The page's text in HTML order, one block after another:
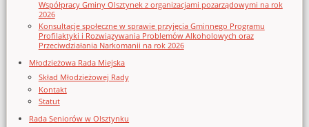
Współpracy Gminy Olsztynek z organizacjami pozarządowymi na rok
2026
Konsultacje społeczne w sprawie przyjęcia Gminnego Programu
Profilaktyki i Rozwiązywania Problemów Alkoholowych oraz
Przeciwdziałania Narkomanii na rok 2026
Młodzieżowa Rada Miejska
Skład Młodzieżowej Rady
Kontakt
Statut
Rada Seniorów w Olsztynku